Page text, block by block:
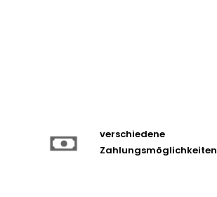
verschiedene
Zahlungsmöglichkeiten